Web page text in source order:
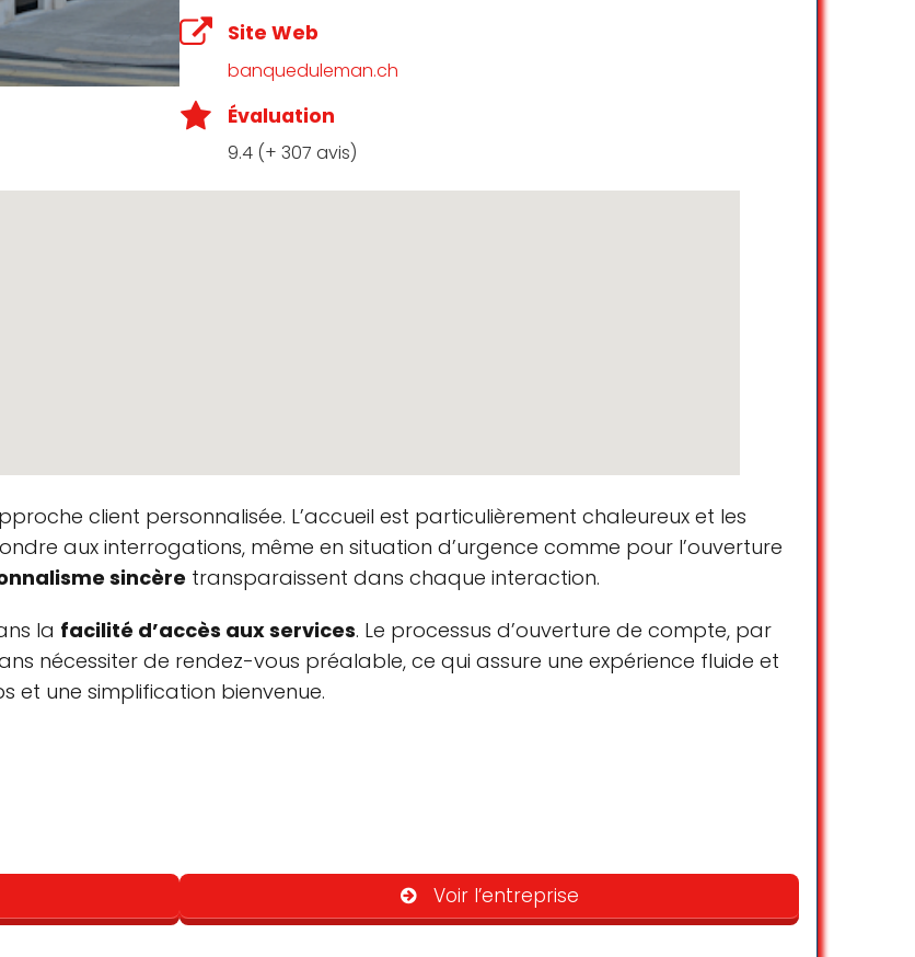
Site Web
banqueduleman.ch
Évaluation
9.4 (+ 307 avis)
client personnalisée. L’accueil est particulièrement chaleureux et les
aux interrogations, même en situation d’urgence comme pour l’ouverture
sincère transparaissent dans chaque interaction.
la facilité d’accès aux services. Le processus d’ouverture de compte, par
nécessiter de rendez-vous préalable, ce qui assure une expérience fluide et
et une simplification bienvenue.
transgenres
Parking payant dans la rue
Staatsbürgerschaft geboren in Weissrussland, meine Frau ist auch eine Führungskraft
einer Hypotheke bei der Banque du Leman neben anderen Banken erkundigt und alle
Voir l’entreprise